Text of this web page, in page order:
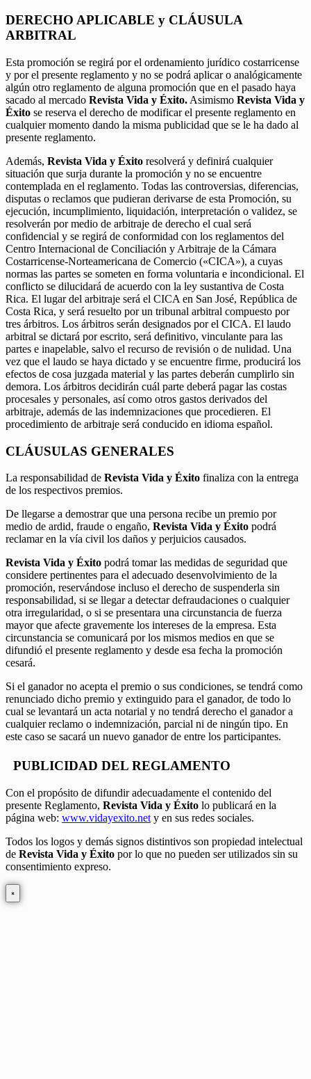
DERECHO APLICABLE y CLÁUSULA
ARBITRAL
Esta promoción se regirá por el ordenamiento jurídico costarricense
y por el presente reglamento y no se podrá aplicar o analógicamente
algún otro reglamento de alguna promoción que en el pasado haya
sacado al mercado Revista Vida y Éxito. Asimismo Revista Vida y
Éxito se reserva el derecho de modificar el presente reglamento en
cualquier momento dando la misma publicidad que se le ha dado al
presente reglamento.
Además, Revista Vida y Éxito resolverá y definirá cualquier
situación que surja durante la promoción y no se encuentre
contemplada en el reglamento. Todas las controversias, diferencias,
disputas o reclamos que pudieran derivarse de esta Promoción, su
ejecución, incumplimiento, liquidación, interpretación o validez, se
resolverán por medio de arbitraje de derecho el cual será
confidencial y se regirá de conformidad con los reglamentos del
Centro Internacional de Conciliación y Arbitraje de la Cámara
Costarricense-Norteamericana de Comercio («CICA»), a cuyas
normas las partes se someten en forma voluntaria e incondicional. El
conflicto se dilucidará de acuerdo con la ley sustantiva de Costa
Rica. El lugar del arbitraje será el CICA en San José, República de
Costa Rica, y será resuelto por un tribunal arbitral compuesto por
tres árbitros. Los árbitros serán designados por el CICA. El laudo
arbitral se dictará por escrito, será definitivo, vinculante para las
partes e inapelable, salvo el recurso de revisión o de nulidad. Una
vez que el laudo se haya dictado y se encuentre firme, producirá los
efectos de cosa juzgada material y las partes deberán cumplirlo sin
demora. Los árbitros decidirán cuál parte deberá pagar las costas
procesales y personales, así como otros gastos derivados del
arbitraje, además de las indemnizaciones que procedieren. El
procedimiento de arbitraje será conducido en idioma español.
CLÁUSULAS GENERALES
La responsabilidad de Revista Vida y Éxito finaliza con la entrega
de los respectivos premios.
De llegarse a demostrar que una persona recibe un premio por
medio de ardid, fraude o engaño, Revista Vida y Éxito podrá
reclamar en la vía civil los daños y perjuicios causados.
Revista Vida y Éxito podrá tomar las medidas de seguridad que
considere pertinentes para el adecuado desenvolvimiento de la
promoción, reservándose incluso el derecho de suspenderla sin
responsabilidad, si se llegar a detectar defraudaciones o cualquier
otra irregularidad, o si se presentara una circunstancia de fuerza
mayor que afecte gravemente los intereses de la empresa. Esta
circunstancia se comunicará por los mismos medios en que se
difundió el presente reglamento y desde esa fecha la promoción
cesará.
Si el ganador no acepta el premio o sus condiciones, se tendrá como
renunciado dicho premio y extinguido para el ganador, de todo lo
cual se levantará un acta notarial y no tendrá derecho el ganador a
cualquier reclamo o indemnización, parcial ni de ningún tipo. En
este caso se sacará un nuevo ganador de entre los participantes.
PUBLICIDAD DEL REGLAMENTO
Con el propósito de difundir adecuadamente el contenido del
presente Reglamento, Revista Vida y Éxito lo publicará en la
página web: www.vidayexito.net y en sus redes sociales.
Todos los logos y demás signos distintivos son propiedad intelectual
de Revista Vida y Éxito por lo que no pueden ser utilizados sin su
consentimiento expreso.
×